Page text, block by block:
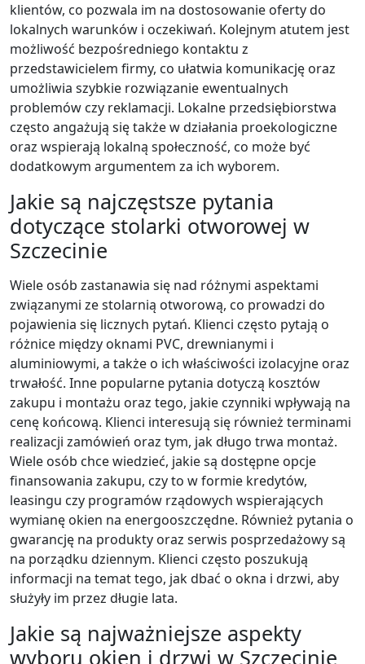
klientów, co pozwala im na dostosowanie oferty do
lokalnych warunków i oczekiwań. Kolejnym atutem jest
możliwość bezpośredniego kontaktu z
przedstawicielem firmy, co ułatwia komunikację oraz
umożliwia szybkie rozwiązanie ewentualnych
problemów czy reklamacji. Lokalne przedsiębiorstwa
często angażują się także w działania proekologiczne
oraz wspierają lokalną społeczność, co może być
dodatkowym argumentem za ich wyborem.
Jakie są najczęstsze pytania
dotyczące stolarki otworowej w
Szczecinie
Wiele osób zastanawia się nad różnymi aspektami
związanymi ze stolarnią otworową, co prowadzi do
pojawienia się licznych pytań. Klienci często pytają o
różnice między oknami PVC, drewnianymi i
aluminiowymi, a także o ich właściwości izolacyjne oraz
trwałość. Inne popularne pytania dotyczą kosztów
zakupu i montażu oraz tego, jakie czynniki wpływają na
cenę końcową. Klienci interesują się również terminami
realizacji zamówień oraz tym, jak długo trwa montaż.
Wiele osób chce wiedzieć, jakie są dostępne opcje
finansowania zakupu, czy to w formie kredytów,
leasingu czy programów rządowych wspierających
wymianę okien na energooszczędne. Również pytania o
gwarancję na produkty oraz serwis posprzedażowy są
na porządku dziennym. Klienci często poszukują
informacji na temat tego, jak dbać o okna i drzwi, aby
służyły im przez długie lata.
Jakie są najważniejsze aspekty
wyboru okien i drzwi w Szczecinie